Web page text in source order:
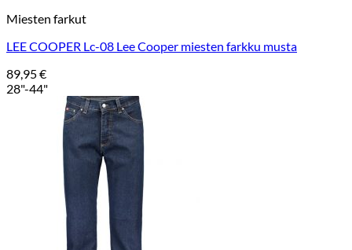
Miesten farkut
LEE COOPER Lc-08 Lee Cooper miesten farkku musta
89,95€
28"-44"